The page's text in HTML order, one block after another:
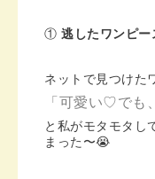
① 逃したワンピー
ネットで見つけた
「可愛い♡でも、
と私がモタモタし
まった〜😭